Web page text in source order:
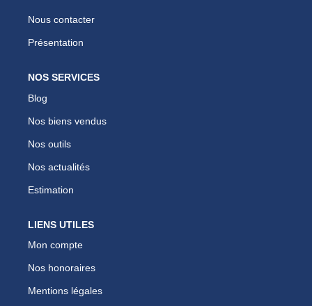
Nous contacter
Présentation
NOS SERVICES
Blog
Nos biens vendus
Nos outils
Nos actualités
Estimation
LIENS UTILES
Mon compte
Nos honoraires
Mentions légales